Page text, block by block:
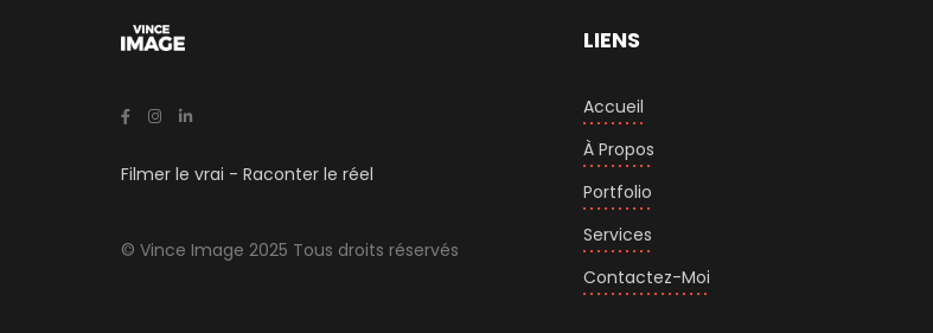
Filmer le vrai - Raconter le réel
© Vince Image 2025 Tous droits réservés
LIENS
Accueil
À Propos
Portfolio
Services
Contactez-Moi